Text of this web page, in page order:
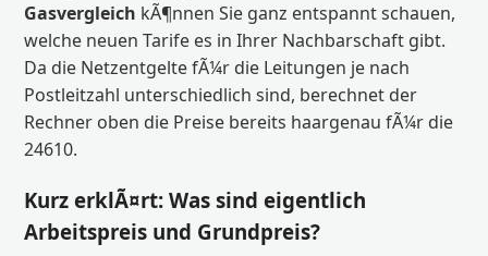
Gasvergleich kÃ¶nnen Sie ganz entspannt schauen,
welche neuen Tarife es in Ihrer Nachbarschaft gibt.
Da die Netzentgelte fÃ¼r die Leitungen je nach
Postleitzahl unterschiedlich sind, berechnet der
Rechner oben die Preise bereits haargenau fÃ¼r die
24610.
Kurz erklÃ¤rt: Was sind eigentlich
Arbeitspreis und Grundpreis?